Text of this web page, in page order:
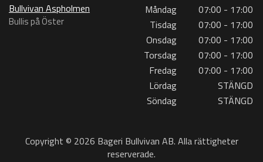
Bullvivan Aspholmen
Bullis på Öster
Måndag
07:00 - 17:00
Tisdag
07:00 - 17:00
Onsdag
07:00 - 17:00
Torsdag
07:00 - 17:00
Fredag
07:00 - 17:00
Lördag
STÄNGD
Söndag
STÄNGD
Copyright © 2026 Bageri Bullvivan AB. Alla rättigheter
reserverade.